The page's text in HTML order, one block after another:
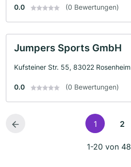
0.0 (0 Bewertungen)
Jumpers Sports GmbH
Kufsteiner Str. 55, 83022 Rosenheim
0.0 (0 Bewertungen)
1 2
1-20 von 48